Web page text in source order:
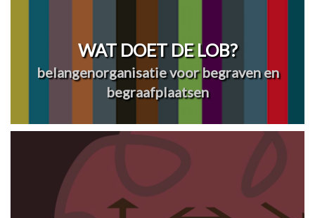
WAT DOET DE LOB?
belangenorganisatie voor begraven en
begraafplaatsen